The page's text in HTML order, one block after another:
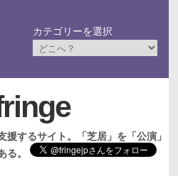
カテゴリーを選択
援するサイト。「芝居」を「公演」
る。